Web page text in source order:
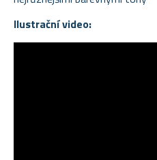
Ilustrační video: